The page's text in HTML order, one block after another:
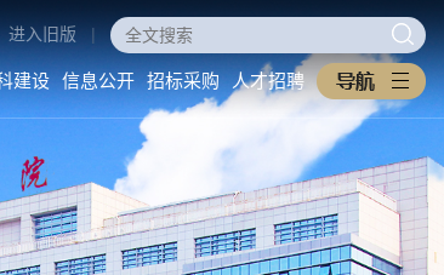
科学研究
科研动态
学科建设
重点学科
进入旧版 |
建设 信息公开 招标采购 人才招聘